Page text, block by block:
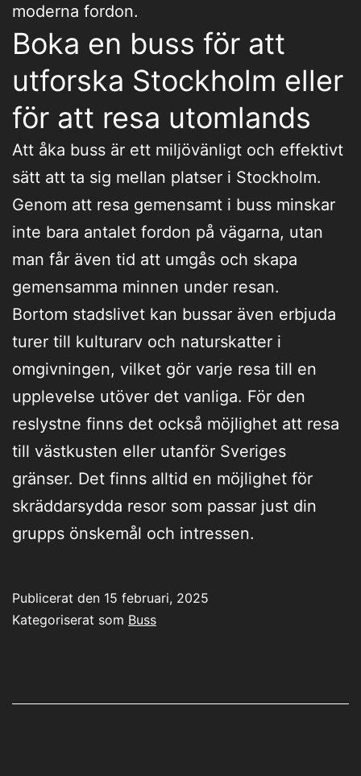
moderna fordon.
Boka en buss för att
utforska Stockholm eller
för att resa utomlands
Att åka buss är ett miljövänligt och effektivt
sätt att ta sig mellan platser i Stockholm.
Genom att resa gemensamt i buss minskar
inte bara antalet fordon på vägarna, utan
man får även tid att umgås och skapa
gemensamma minnen under resan.
Bortom stadslivet kan bussar även erbjuda
turer till kulturarv och naturskatter i
omgivningen, vilket gör varje resa till en
upplevelse utöver det vanliga. För den
reslystne finns det också möjlighet att resa
till västkusten eller utanför Sveriges
gränser. Det finns alltid en möjlighet för
skräddarsydda resor som passar just din
grupps önskemål och intressen.
Publicerat den 15 februari, 2025
Kategoriserat som Buss